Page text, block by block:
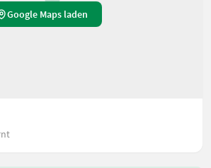
Google Maps laden